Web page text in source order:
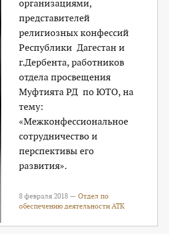
организациями,
представителей
религиозных конфессий
Республики Дагестан и
г.Дербента, работников
отдела просвещения
Муфтията РД по ЮТО, на
тему:
«Межконфессиональное
сотрудничество и
перспективы его
развития».
8 февраля 2018 —Отдел по
обеспечению деятельности АТК